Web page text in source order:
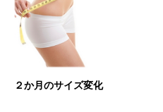
２か月のサイズ変化